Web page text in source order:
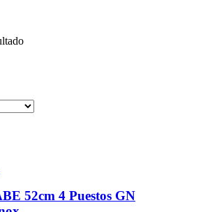
52cm 4 Puestos GN